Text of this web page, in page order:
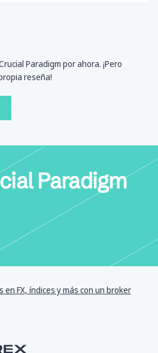
Paradigm por ahora. ¡Pero
reseña!
Paradigm
en FX, índices y más con un broker